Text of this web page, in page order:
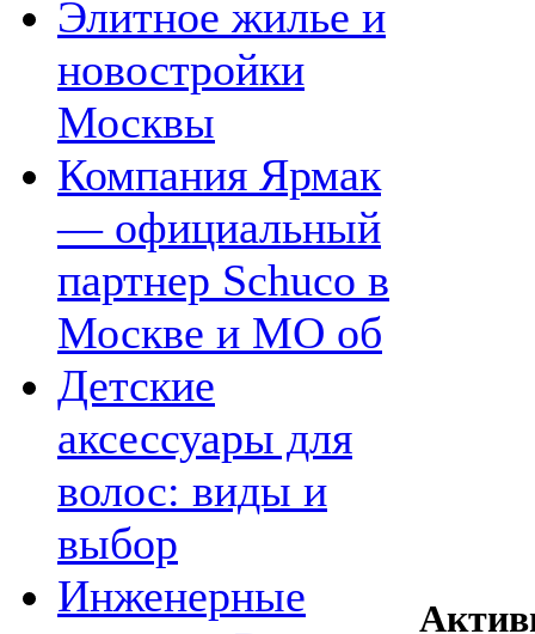
Элитное жилье и
новостройки
Москвы
Компания Ярмак
— официальный
партнер Schuco в
Москве и МО об
Детские
аксессуары для
волос: виды и
выбор
Инженерные